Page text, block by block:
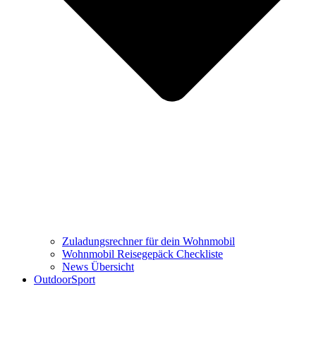
Zuladungsrechner für dein Wohnmobil
Wohnmobil Reisegepäck Checkliste
News Übersicht
OutdoorSport